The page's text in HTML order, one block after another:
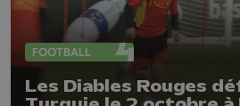
FOOTBALL
Les Diables Rouges